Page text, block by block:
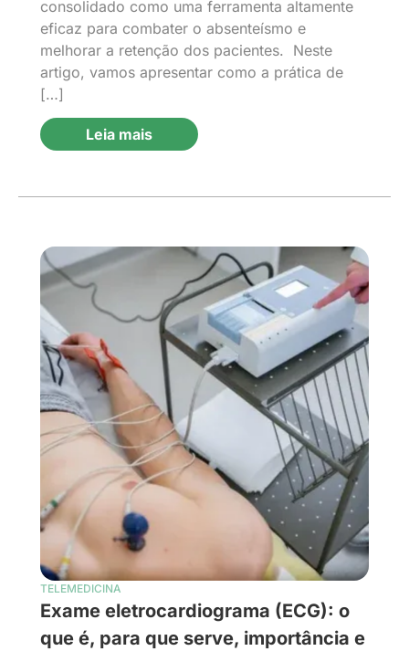
consolidado como uma ferramenta altamente
eficaz para combater o absenteísmo e
melhorar a retenção dos pacientes. Neste
artigo, vamos apresentar como a prática de
[…]
Leia mais
TELEMEDICINA
Exame eletrocardiograma (ECG): o
que é, para que serve, importância e